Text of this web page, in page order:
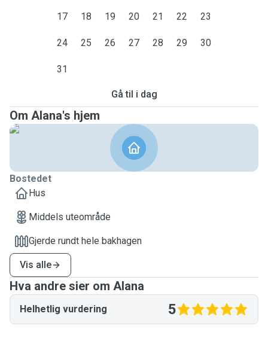
17 18 19 20 21 22 23
24 25 26 27 28 29 30
31
Gå til i dag
Om Alana's hjem
Bostedet
Hus
Middels uteområde
Gjerde rundt hele bakhagen
Vis alle
Hva andre sier om Alana
Helhetlig vurdering 5